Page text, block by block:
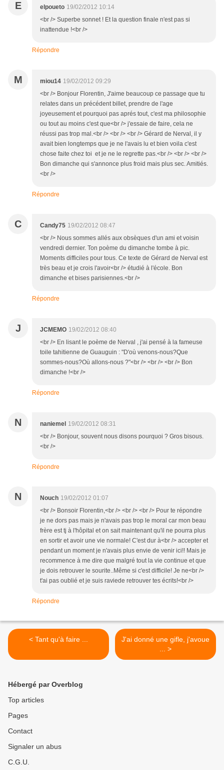
E elpoueto 19/02/2012 10:14
<br /> Superbe sonnet ! Et la question finale n'est pas si
inattendue !<br />
Répondre
M miou14 19/02/2012 09:29
<br /> Bonjour Florentin, J'aime beaucoup ce passage que tu
relates dans un précédent billet, prendre de l'age
joyeusement et pourquoi pas aprés tout, c'est ma philosophie
ou tout au moins c'est que<br /> j'essaie de faire, cela ne
réussi pas trop mal.<br /> <br /> <br /> Gérard de Nerval, il y
avait bien longtemps que je ne l'avais lu et bien voila c'est
chose faite chez toi et je ne le regrette pas.<br /> <br /> <br />
Bon dimanche qui s'annonce plus froid mais plus sec. Amitiés.
<br />
Répondre
C Candy75 19/02/2012 08:47
<br /> Nous sommes allés aux obsèques d'un ami et voisin
vendredi dernier. Ton poème du dimanche tombe à pic.
Moments difficiles pour tous. Ce texte de Gérard de Nerval est
très beau et je crois l'avoir<br /> étudié à l'école. Bon
dimanche et bises parisiennes.<br />
Répondre
J JCMEMO 19/02/2012 08:40
<br /> En lisant le poème de Nerval , j'ai pensé à la fameuse
toile tahitienne de Guauguin : "D'où venons-nous?Que
sommes-nous?Où allons-nous ?"<br /> <br /> <br /> Bon
dimanche !<br />
Répondre
N naniemel 19/02/2012 08:31
<br /> Bonjour, souvent nous disons pourquoi ? Gros bisous.
<br />
Répondre
N Nouch 19/02/2012 01:07
<br /> Bonsoir Florentin,<br /> <br /> <br /> Pour te répondre
je ne dors pas mais je n'avais pas trop le moral car mon beau
frère est tj à l'hôpital et on sait maintenant qu'il ne pourra plus
en sortir et avoir une vie normale! C'est dur à<br /> accepter et
pendant un moment je n'avais plus envie de venir ici!! Mais je
recommence à me dire que malgré tout la vie continue et que
je dois retrouver le sourite..Même si c'est difficile! Je ne<br />
t'ai pas oublié et je suis raviede retrouver tes écrits!<br />
Répondre
< Tant qu'à faire ...
J'ai donné une gifle, j'avoue
... >
Hébergé par Overblog
Top articles
Pages
Contact
Signaler un abus
C.G.U.